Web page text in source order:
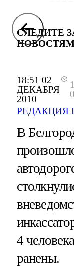
18:51 02
ДЕКАБРЯ
2010
РЕДАКЦИЯ
СЛЕДИТЕ
В
4
ранены.